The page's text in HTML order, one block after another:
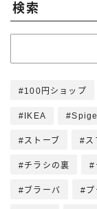
検索
100円ショップ
IKEA
ストーブ ス
チラシの裏
ブラーバ プ